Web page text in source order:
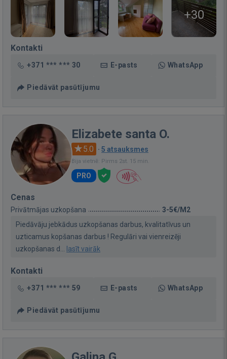
+30
Kontakti
+371 *** *** 30 E-pasts WhatsApp
Piedāvāt pasūtījumu
Elizabete santa O.
5.0 · 5 atsauksmes
Bija vietnē: Pirms 2st. 15 min.
PRO
Cenas
Privātmājas uzkopšana
3-5€/M2
Piedāvāju jebkādus uzkopšanas darbus, kvalitatīvus un
uzticamus kopšanas darbus ! Regulāri vai vienreizēji
uzkopšanas d... lasīt vairāk
Kontakti
+371 *** *** 59 E-pasts WhatsApp
Piedāvāt pasūtījumu